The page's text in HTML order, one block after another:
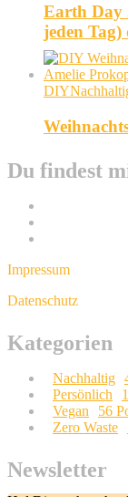
Earth Day
jeden Tag)
DIY
Du findest
Impressum
Datenschutz
Kategorien
Nachhaltig
Persönlich
Vegan
56
Zero Waste
Newsletter